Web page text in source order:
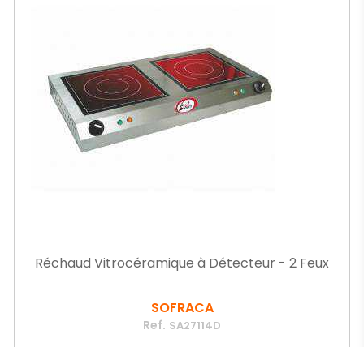
Réchaud Vitrocéramique à Détecteur - 2 Feux
SOFRACA
Ref. SA27114D